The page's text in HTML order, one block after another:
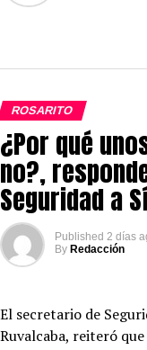
ROSARITO
¿Por qué
no?,
Seguridad a
Published 2 días
By Redacción
El secretario de
Ruvalcaba, reiteró